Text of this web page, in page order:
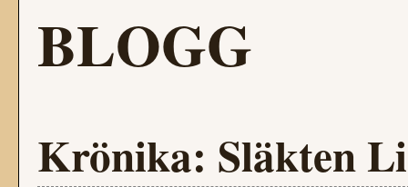
BLOGG
Krönika: Släkten